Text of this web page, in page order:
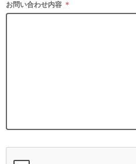
お問い合わせ内容 ＊